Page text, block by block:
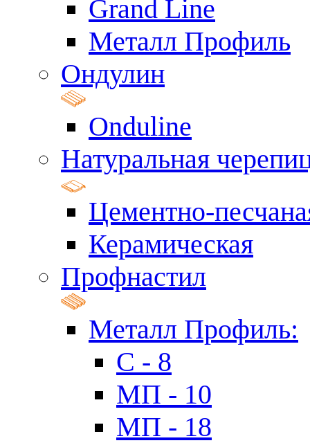
Grand Line
Металл Профиль
Ондулин
Onduline
Натуральная
Цементно-
Керамическая
Профнастил
Металл Профиль:
C - 8
МП - 10
МП - 18